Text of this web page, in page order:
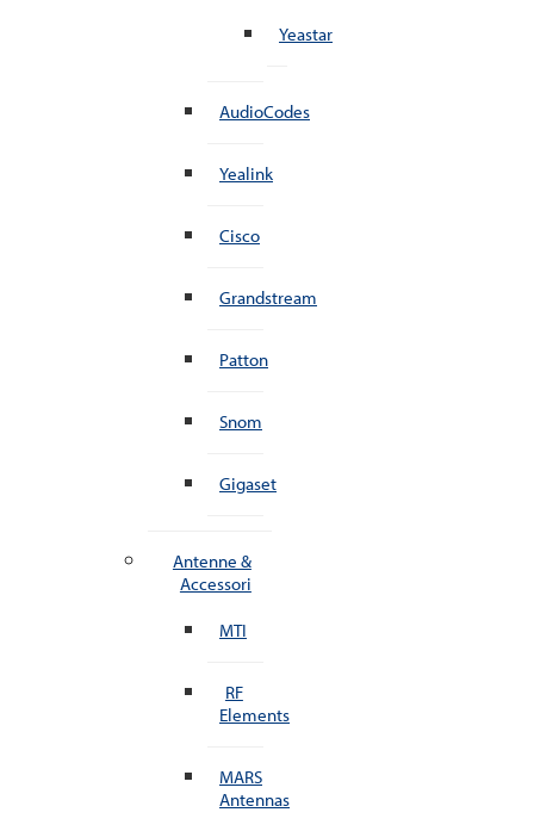
Yeastar
AudioCodes
Yealink
Cisco
Grandstream
Patton
Snom
Gigaset
Antenne &
Accessori
MTI
RF
Elements
MARS
Antennas